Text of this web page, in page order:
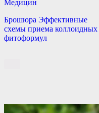
Медицин
Брошюра Эффективные
схемы приема коллоидных
фитоформул